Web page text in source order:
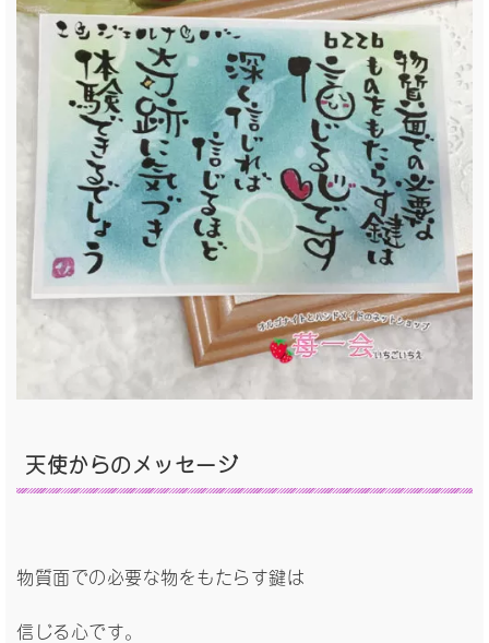
天使からのメッセージ
物質面での必要な物をもたらす鍵は
信じる心です。